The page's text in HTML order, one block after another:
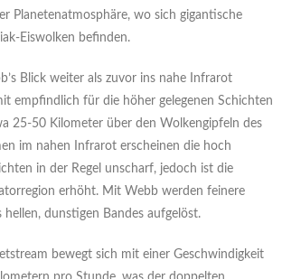
Planetenatmosphäre, wo sich gigantische
Eiswolken befinden.
Blick weiter als zuvor ins nahe Infrarot
empfindlich für die höher gelegenen Schichten
25-50 Kilometer über den Wolkengipfeln des
im nahen Infrarot erscheinen die hoch
in der Regel unscharf, jedoch ist die
erhöht. Mit Webb werden feinere
hellen, dunstigen Bandes aufgelöst.
bewegt sich mit einer Geschwindigkeit